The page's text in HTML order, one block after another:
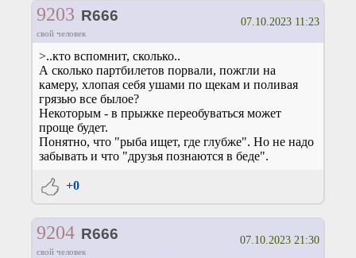
9203 R666
свой человек
07.10.2023 11:23
>..кто вспомнит, сколько..
А сколько партбилетов порвали, пожгли на
камеру, хлопая себя ушами по щекам и поливая
грязью все былое?
Некоторым - в прыжке переобуваться может
проще будет.
Понятно, что "рыба ищет, где глубже". Но не надо
забывать и что "друзья познаются в беде".
+0
9204 R666
свой человек
07.10.2023 21:30